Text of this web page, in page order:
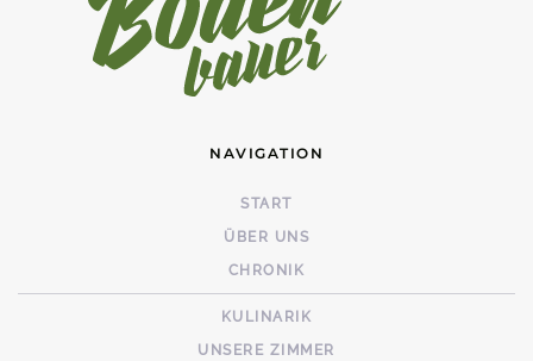
NAVIGATION
START
ÜBER UNS
CHRONIK
KULINARIK
UNSERE ZIMMER